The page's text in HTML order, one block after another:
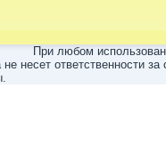
При любом
несет ответственности